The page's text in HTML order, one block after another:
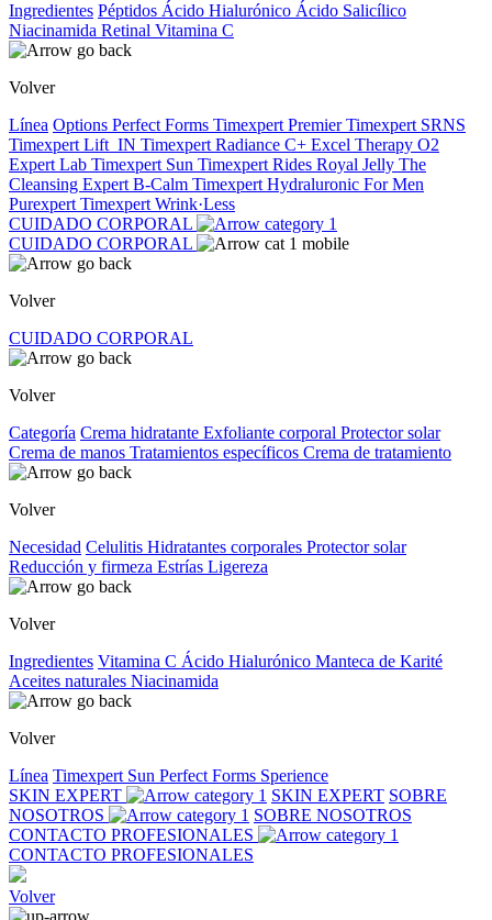
Ingredientes Péptidos Ácido Hialurónico Ácido Salicílico
Niacinamida Retinal Vitamina C
Volver
Línea Options Perfect Forms Timexpert PremierTimexpert SRNS
Timexpert Lift_IN Timexpert Radiance C+ Excel Therapy O2
Expert Lab Timexpert Sun Timexpert Rides Royal Jelly The
Cleansing Expert B-Calm Timexpert Hydraluronic For Men
Purexpert Timexpert Wrink·Less
CUIDADO CORPORAL
CUIDADO CORPORAL
Volver
CUIDADO CORPORAL
Volver
Categoría Crema hidratante Exfoliante corporal Protector solar
Crema de manos Tratamientos específicos Crema de tratamiento
Volver
Necesidad Celulitis Hidratantes corporales Protector solar
Reducción y firmeza Estrías Ligereza
Volver
Ingredientes Vitamina C Ácido Hialurónico Manteca de Karité
Aceites naturales Niacinamida
Volver
Línea Timexpert Sun Perfect Forms Sperience
SKIN EXPERT
SKIN EXPERT SOBRE
NOSOTROS
SOBRE NOSOTROS
CONTACTO PROFESIONALES
CONTACTO PROFESIONALES
Volver